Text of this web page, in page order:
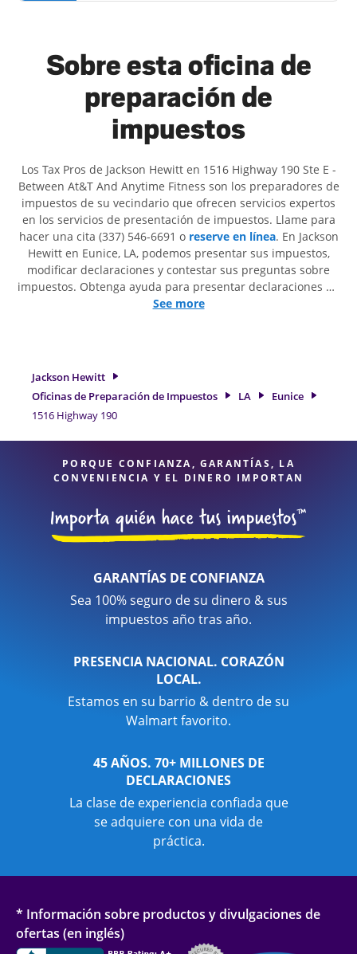
Sobre esta oficina de
preparación de
impuestos
Los Tax Pros de Jackson Hewitt en 1516 Highway 190 Ste E -
Between At&T And Anytime Fitness son ​​los preparadores de
impuestos de su vecindario que ofrecen servicios expertos
en los servicios de presentación de impuestos. Llame para
hacer una cita (337) 546-6691 o reserve en línea. En Jackson
Hewitt en Eunice, LA, podemos presentar sus impuestos,
modificar declaraciones y contestar sus preguntas sobre
impuestos. Obtenga ayuda para presentar declaraciones de
impuestos simples o situaciones más complejas, como los
grande. Si necesita servicios de preparación de impuestos
Highway 190 Ste E es una opción excelente. Con nuestros
expertos profesionales de impuestos, atención al detalle y
See more
Jackson Hewitt
Oficinas de Preparación de Impuestos
LA
Eunice
1516 Highway 190
PORQUE CONFIANZA, GARANTÍAS, LA
CONVENIENCIA Y EL DINERO IMPORTAN
GARANTÍAS DE CONFIANZA
Sea 100% seguro de su dinero & sus
impuestos año tras año.
PRESENCIA NACIONAL. CORAZÓN
LOCAL.
Estamos en su barrio & dentro de su
Walmart favorito.
45 AÑOS. 70+ MILLONES DE
DECLARACIONES
La clase de experiencia confiada que
se adquiere con una vida de
práctica.
* Información sobre productos y divulgaciones de
ofertas (en inglés)